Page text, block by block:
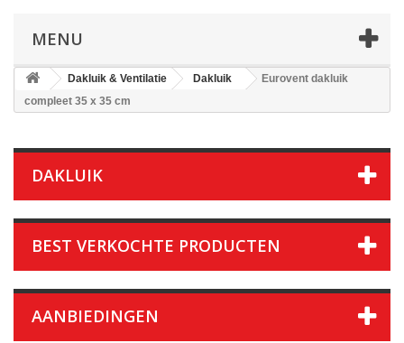
MENU
Dakluik & Ventilatie Dakluik
Eurovent dakluik
compleet 35 x 35 cm
DAKLUIK
BEST VERKOCHTE PRODUCTEN
AANBIEDINGEN